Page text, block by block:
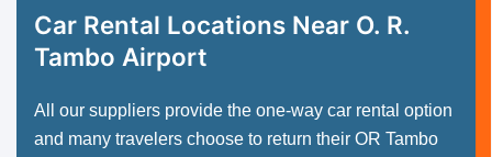
Car Rental Locations Near O. R.
Tambo Airport
All our suppliers provide the one-way car rental option
and many travelers choose to return their OR Tambo